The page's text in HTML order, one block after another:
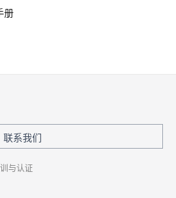
册
联系我们
与认证